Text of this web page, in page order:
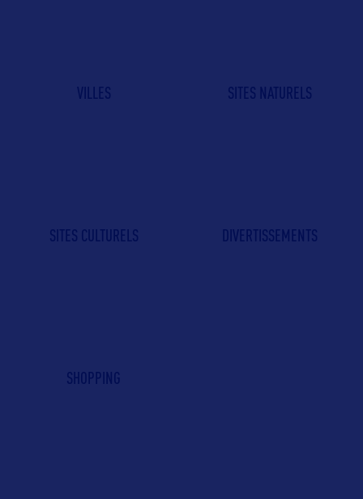
VILLES SITES NATURELS
SITES CULTURELS DIVERTISSEMENTS
SHOPPING